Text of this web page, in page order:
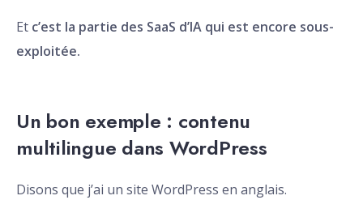
Et c’est la partie des SaaS d’IA qui est encore sous-
exploitée.
Un bon exemple : contenu
multilingue dans WordPress
Disons que j’ai un site WordPress en anglais.